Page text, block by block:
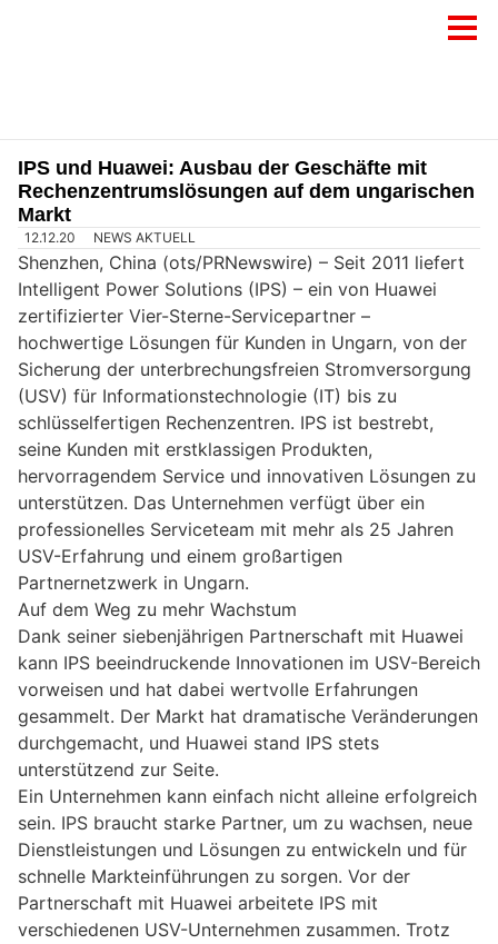
IPS und Huawei: Ausbau der Geschäfte mit
Rechenzentrumslösungen auf dem ungarischen
Markt
12.12.20 NEWS AKTUELL
Shenzhen, China (ots/PRNewswire) – Seit 2011 liefert
Intelligent Power Solutions (IPS) – ein von Huawei
zertifizierter Vier-Sterne-Servicepartner –
hochwertige Lösungen für Kunden in Ungarn, von der
Sicherung der unterbrechungsfreien Stromversorgung
(USV) für Informationstechnologie (IT) bis zu
schlüsselfertigen Rechenzentren. IPS ist bestrebt,
seine Kunden mit erstklassigen Produkten,
hervorragendem Service und innovativen Lösungen zu
unterstützen. Das Unternehmen verfügt über ein
professionelles Serviceteam mit mehr als 25 Jahren
USV-Erfahrung und einem großartigen
Partnernetzwerk in Ungarn.
Auf dem Weg zu mehr Wachstum
Dank seiner siebenjährigen Partnerschaft mit Huawei
kann IPS beeindruckende Innovationen im USV-Bereich
vorweisen und hat dabei wertvolle Erfahrungen
gesammelt. Der Markt hat dramatische Veränderungen
durchgemacht, und Huawei stand IPS stets
unterstützend zur Seite.
Ein Unternehmen kann einfach nicht alleine erfolgreich
sein. IPS braucht starke Partner, um zu wachsen, neue
Dienstleistungen und Lösungen zu entwickeln und für
schnelle Markteinführungen zu sorgen. Vor der
Partnerschaft mit Huawei arbeitete IPS mit
verschiedenen USV-Unternehmen zusammen. Trotz